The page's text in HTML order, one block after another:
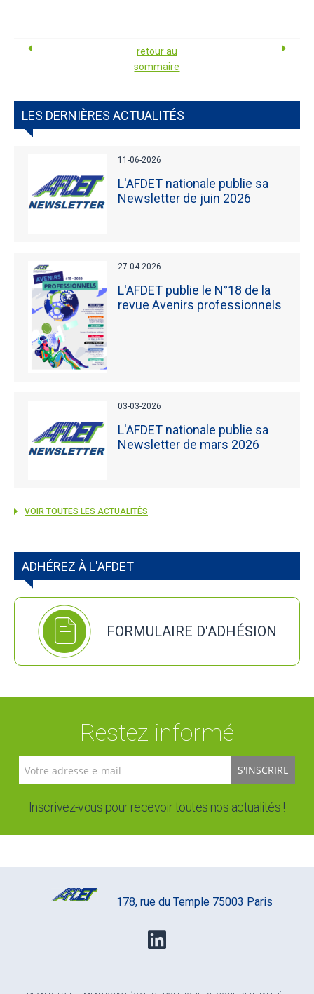
retour au
sommaire
LES DERNIÈRES ACTUALITÉS
11-06-2026
L'AFDET nationale publie sa
Newsletter de juin 2026
27-04-2026
L'AFDET publie le N°18 de la
revue Avenirs professionnels
03-03-2026
L'AFDET nationale publie sa
Newsletter de mars 2026
VOIR TOUTES LES ACTUALITÉS
ADHÉREZ À L'AFDET
FORMULAIRE D'ADHÉSION
Restez informé
S'INSCRIRE
Inscrivez-vous pour recevoir toutes nos actualités !
178, rue du Temple 75003 Paris